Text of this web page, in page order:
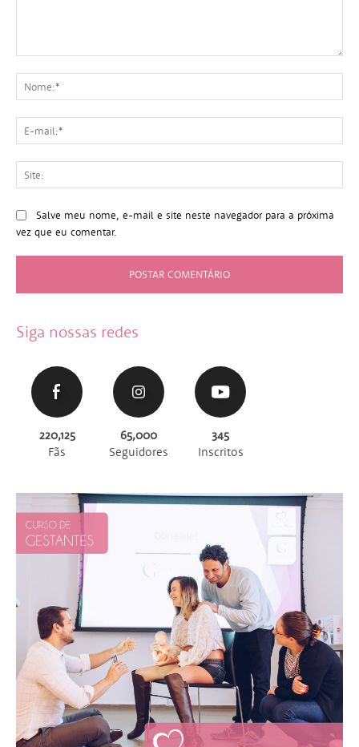
Salve meu nome, e-mail e site neste navegador para a próxima
vez que eu comentar.
Siga nossas redes
220,125
Fãs
65,000
Seguidores
345
Inscritos